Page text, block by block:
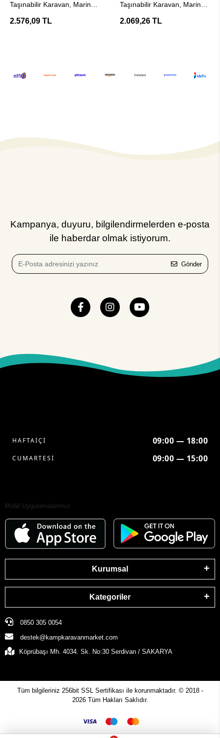
Taşınabilir Karavan, Marin
2.576,09 TL
Taşınabilir Karavan, Marin
2.069,26 TL
Kampanya, duyuru, bilgilendirmelerden e-posta
ile haberdar olmak istiyorum.
Gönder
HAFTAİÇİ 09:00 — 18:00
CUMARTESİ 09:00 — 15:00
Mobil Uygulamalarımız
Kurumsal
Kategoriler
0850 305 0054
destek@kampkaravanmarket.com
Köprübaşı Mh. 4034. Sk. No:30 Serdivan / SAKARYA
Tüm bilgileriniz 256bit SSL Sertifikası ile korunmaktadır. © 2018 -
2026 Tüm Hakları Saklıdır.